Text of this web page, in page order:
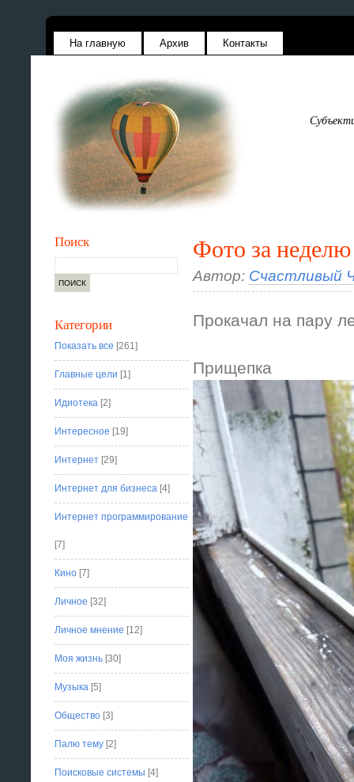
На главную Архив Контакты
Фото за неделю
Автор: Счастливый
Прокачал на пару
Прищепка
Поиск
Категории
Показать все [261]
Главные цели [1]
Идиотека [2]
Интересное [19]
Интернет [29]
Интернет для бизнеса [4]
Интернет программирование
[7]
Кино [7]
Личное [32]
Личное мнение [12]
Моя жизнь [30]
Музыка [5]
Общество [3]
Палю тему [2]
Поисковые системы [4]